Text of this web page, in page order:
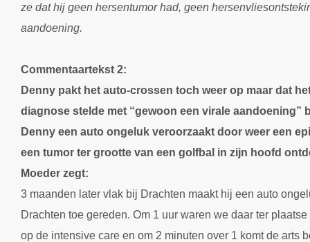
ze dat hij geen hersentumor had, geen
aandoening.
Commentaartekst 2:
Denny pakt het auto-crossen toch weer op maar dat
diagnose stelde met “gewoon een virale aandoening”
Denny een auto ongeluk veroorzaakt door weer een
een tumor ter grootte van een golfbal in zijn hoofd
Moeder zegt:
3 maanden later vlak bij Drachten maakt hij een auto
Drachten toe gereden. Om 1 uur waren we daar ter
op de intensive care en om 2 minuten over 1 komt de arts